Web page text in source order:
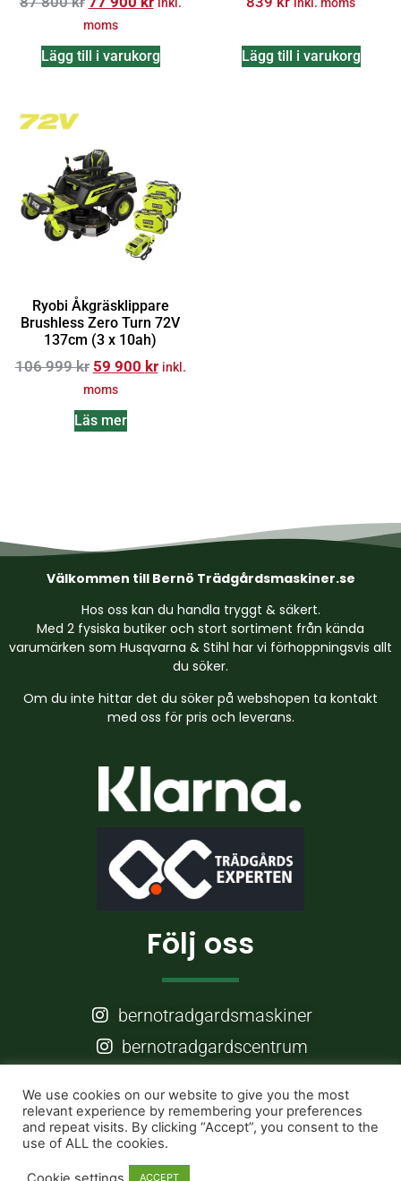
moms
Lägg till i varukorg Lägg till i varukorg
Ryobi Åkgräsklippare
Brushless Zero Turn 72V
137cm (3 x 10ah)
106 999kr 59 900 kr inkl.
moms
Läs mer
Välkommen till Bernö Trädgårdsmaskiner.se
Hos oss kan du handla tryggt & säkert.
Med 2 fysiska butiker och stort sortiment från kända
varumärken som Husqvarna & Stihl har vi förhoppningsvis allt
du söker.
Om du inte hittar det du söker på webshopen ta kontakt
med oss för pris och leverans.
Följ oss
bernotradgardsmaskiner
bernotradgardscentrum
Frågor?
info@berno.nu
We use cookies on our website to give you the most
relevant experience by remembering your preferences
and repeat visits. By clicking “Accept”, you consent to the
use of ALL the cookies.
ACCEPT